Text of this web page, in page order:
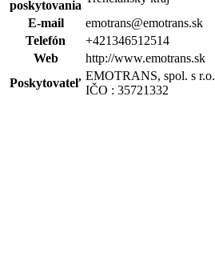
poskytovania
E-mail
emotrans@emotrans.sk
Telefón
+421346512514
Web
http://www.emotrans.sk
Poskytovateľ
EMOTRANS, spol. s r.o.
IČO : 35721332